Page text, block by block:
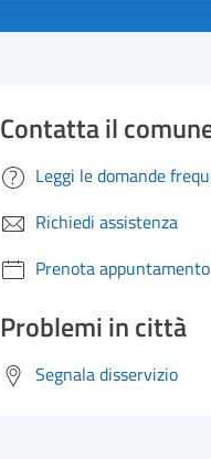
Contatta il
Leggi le domande
Richiedi assistenza
Prenota appuntamento
Problemi in città
Segnala disservizio